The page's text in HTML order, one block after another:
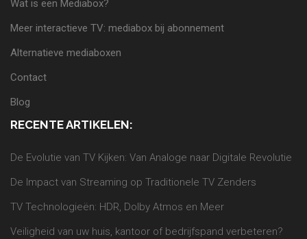
Wat is een Mediabox?
Meer interactieve TV: mediabox bij abonnement
Alternatieve mediaboxen
Contact
Blog
RECENTE ARTIKELEN:
De Evolutie van TV Kijken: Van Analoge naar Digitale Revolutie
De Impact van Streaming op Traditionele TV Zenders
TV Technologieën: HDR, Dolby Atmos en Meer
Veiligheid van uw huis, kantoor of bedrijfspand verbeteren?